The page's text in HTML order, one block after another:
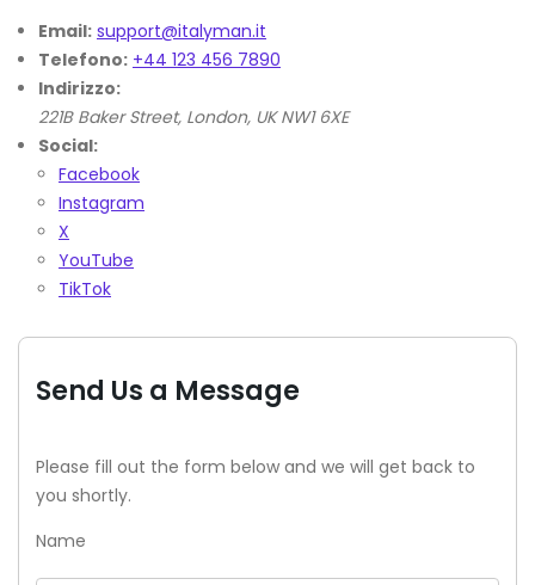
Email: support@italyman.it
Telefono: +44 123 456 7890
Indirizzo:
221B Baker Street, London, UK NW1 6XE
Social:
Facebook
Instagram
X
YouTube
TikTok
Send Us a Message
Please fill out the form below and we will get back to
you shortly.
Name